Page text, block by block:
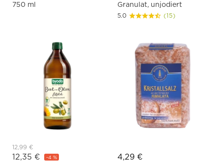
750 ml
12,99 €
12,35 € -4 %
Granulat, unjodiert
5.0 (15)
4,29 €